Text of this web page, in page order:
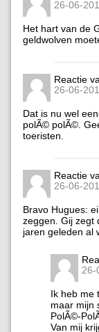
26-06-
Het hart van de
geldwolven
Reactie
26-06-
Dat is nu wel
polÃ© polÃ©.
toeristen.
Reactie
26-06-
Bravo Hugues:
zeggen. Gij zegt
jaren geleden al
26-
Ik heb me
maar mijn
PolÃ©-
Van mij